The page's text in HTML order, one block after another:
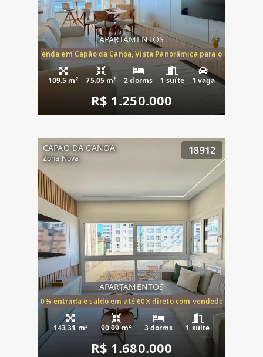
APARTAMENTOS
Mar à Venda em Capão da Canoa, Vista Panorâmica para o Mar, 2
109.5 m² 75.05 m² 2 dorms 1 suíte 1 vaga
R$ 1.250.000
CAPAO DA CANOA
Zona Nova
18912
APARTAMENTOS
20% entrada e saldo em até 60X direto com vendedor
143.31 m² 90.09 m² 3 dorms 1 suíte
R$ 1.680.000